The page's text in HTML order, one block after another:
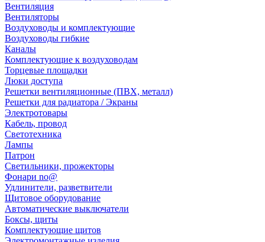
Вентиляция
Вентиляторы
Воздуховоды и комплектующие
Воздуховоды гибкие
Каналы
Комплектующие к воздуховодам
Торцевые площадки
Люки доступа
Решетки вентиляционные (ПВХ, металл)
Решетки для радиатора / Экраны
Электротовары
Кабель, провод
Светотехника
Лампы
Патрон
Светильники, прожекторы
Фонари no@
Удлинители, разветвители
Щитовое оборудование
Автоматические выключатели
Боксы, щиты
Комплектующие щитов